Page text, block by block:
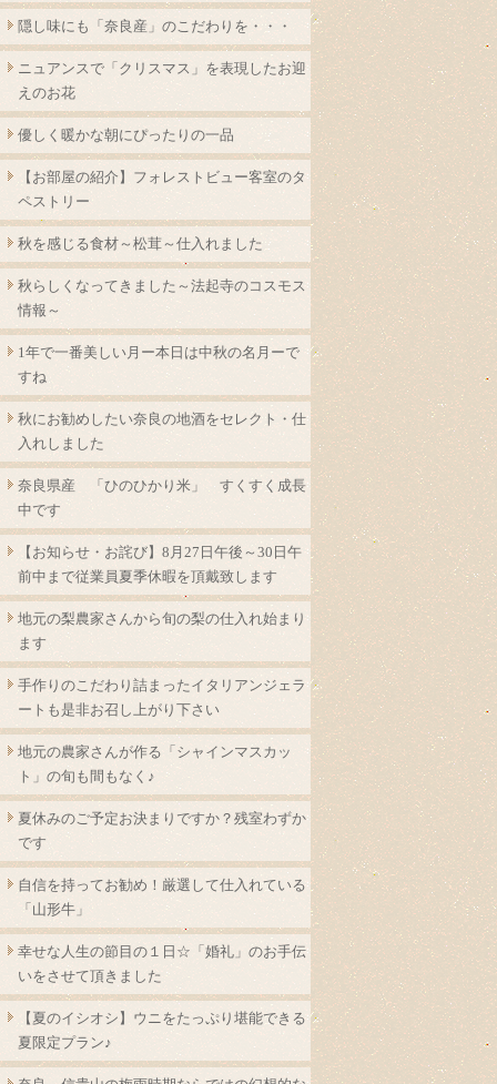
隠し味にも「奈良産」のこだわりを・・・
ニュアンスで「クリスマス」を表現したお迎
えのお花
優しく暖かな朝にぴったりの一品
【お部屋の紹介】フォレストビュー客室のタ
ペストリー
秋を感じる食材～松茸～仕入れました
秋らしくなってきました～法起寺のコスモス
情報～
1年で一番美しい月ー本日は中秋の名月ーで
すね
秋にお勧めしたい奈良の地酒をセレクト・仕
入れしました
奈良県産 「ひのひかり米」 すくすく成長
中です
【お知らせ・お詫び】8月27日午後～30日午
前中まで従業員夏季休暇を頂戴致します
地元の梨農家さんから旬の梨の仕入れ始まり
ます
手作りのこだわり詰まったイタリアンジェラ
ートも是非お召し上がり下さい
地元の農家さんが作る「シャインマスカッ
ト」の旬も間もなく♪
夏休みのご予定お決まりですか？残室わずか
です
自信を持ってお勧め！厳選して仕入れている
「山形牛」
幸せな人生の節目の１日☆「婚礼」のお手伝
いをさせて頂きました
【夏のイシオシ】ウニをたっぷり堪能できる
夏限定プラン♪